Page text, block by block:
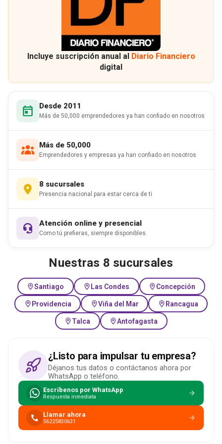
Incluye suscripción anual al Diario Financiero
digital
Desde 2011
Más de 50,000 emprendedores ya han confiado en nosotros
Más de 50,000
Emprendedores y empresas ya han confiado en nosotros
8 sucursales
Presencia nacional para estar cerca de ti
Atención online y presencial
Como tú prefieras, siempre disponibles.
Nuestras 8 sucursales
Santiago Las Condes Concepción
Providencia Viña del Mar Rancagua
Talca Antofagasta
¿Listo para impulsar tu empresa?
Déjanos tus datos o contáctanos ahora por
WhatsApp o teléfono.
Escríbenos por WhatsApp
Respuesta inmediata
Llamar ahora
56225830631